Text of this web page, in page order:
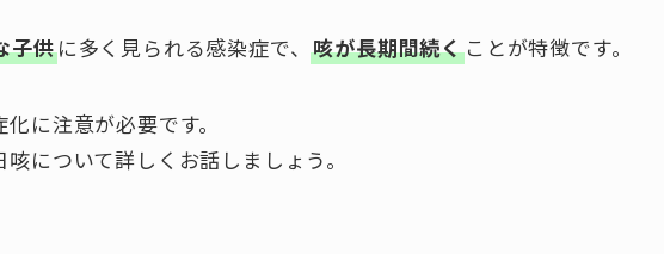
子供に多く見られる感染症で、咳が長期間続くことが特徴です。
に注意が必要です。
について詳しくお話しましょう。